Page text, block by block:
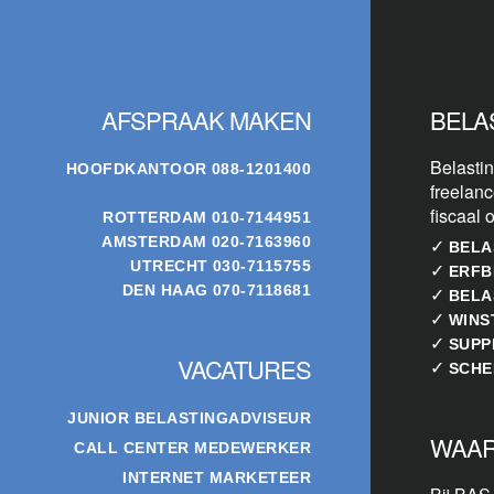
AFSPRAAK MAKEN
HOOFDKANTOOR 088-1201400
ROTTERDAM 010-7144951
AMSTERDAM 020-7163960
UTRECHT 030-7115755
DEN HAAG 070-7118681
VACATURES
JUNIOR BELASTINGADVISEUR
CALL CENTER MEDEWERKER
INTERNET MARKETEER
fiscaal
✓
✓
✓
✓
✓
✓